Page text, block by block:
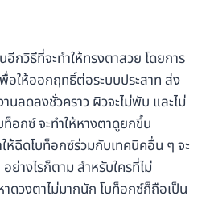
กวิธีที่จะทำให้ทรงตาสวย โดยการ
อให้ออกฤทธิ์ต่อระบบประสาท ส่ง
นลดลงชั่วคราว ผิวจะไม่พับ และไม่
อกซ์ จะทำให้หางตาดูยกขึ้น
ห้ฉีดโบท็อกซ์ร่วมกับเทคนิคอื่น ๆ จะ
ย่างไรก็ตาม สำหรับใครที่ไม่
วงตาไม่มากนัก โบท็อกซ์ก็ถือเป็น